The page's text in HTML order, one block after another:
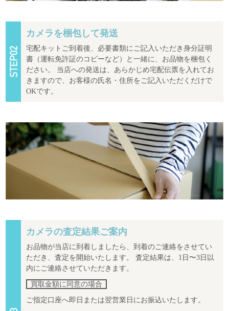
カメラを梱包して発送
宅配キットご到着後、必要書類にご記入いただき身分証明
書（運転免許証のコピーなど）と一緒に、お品物を梱包く
ださい。 当店への発送は、あらかじめ宅配伝票を入れてお
きますので、お客様の氏名・住所をご記入いただくだけで
OKです。
カメラの査定結果ご案内
お品物が当店に到着しましたら、到着のご連絡をさせてい
ただき、査定を開始いたします。 査定結果は、1日〜3日以
内にご連絡させていただきます。
買取金額に同意の場合
ご指定口座へ即日または翌営業日にお振込いたします。